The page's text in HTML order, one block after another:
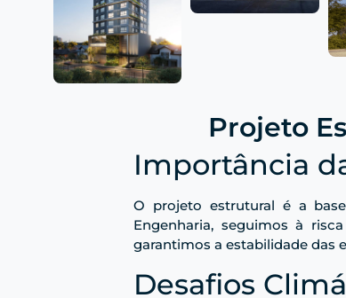
Projeto
Importância
O projeto estrutural é a
Engenharia, seguimos à
garantimos a estabilidade das
Desafios